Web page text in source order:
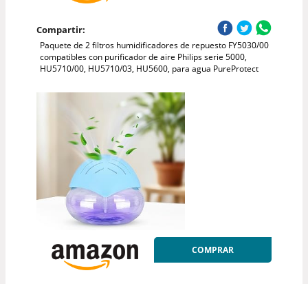
Compartir:
Paquete de 2 filtros humidificadores de repuesto FY5030/00
compatibles con purificador de aire Philips serie 5000,
HU5710/00, HU5710/03, HU5600, para agua PureProtect
COMPRAR